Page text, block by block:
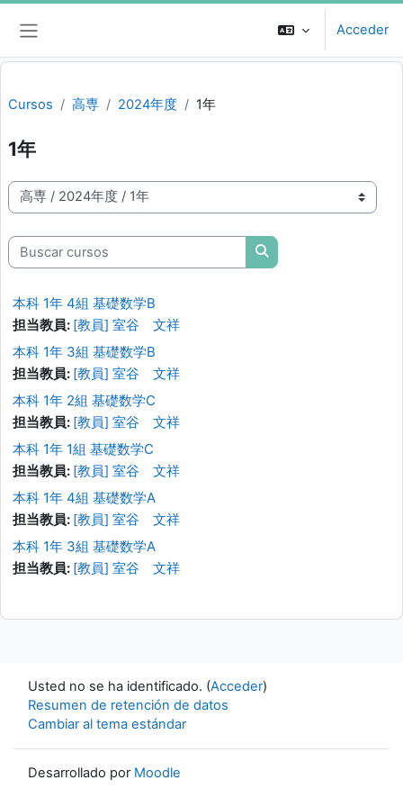
Salta al contenido principal
Acceder
Cursos 高専 2024年度 1年
1年
Categorías
Buscar cursos
Buscar cursos
本科 1年 4組 基礎数学B
担当教員: [教員] 室谷 文祥
本科 1年 3組 基礎数学B
担当教員: [教員] 室谷 文祥
本科 1年 2組 基礎数学C
担当教員: [教員] 室谷 文祥
本科 1年 1組 基礎数学C
担当教員: [教員] 室谷 文祥
本科 1年 4組 基礎数学A
担当教員: [教員] 室谷 文祥
本科 1年 3組 基礎数学A
担当教員: [教員] 室谷 文祥
Usted no se ha identificado. (Acceder)
Resumen de retención de datos
Cambiar al tema estándar
Desarrollado por Moodle